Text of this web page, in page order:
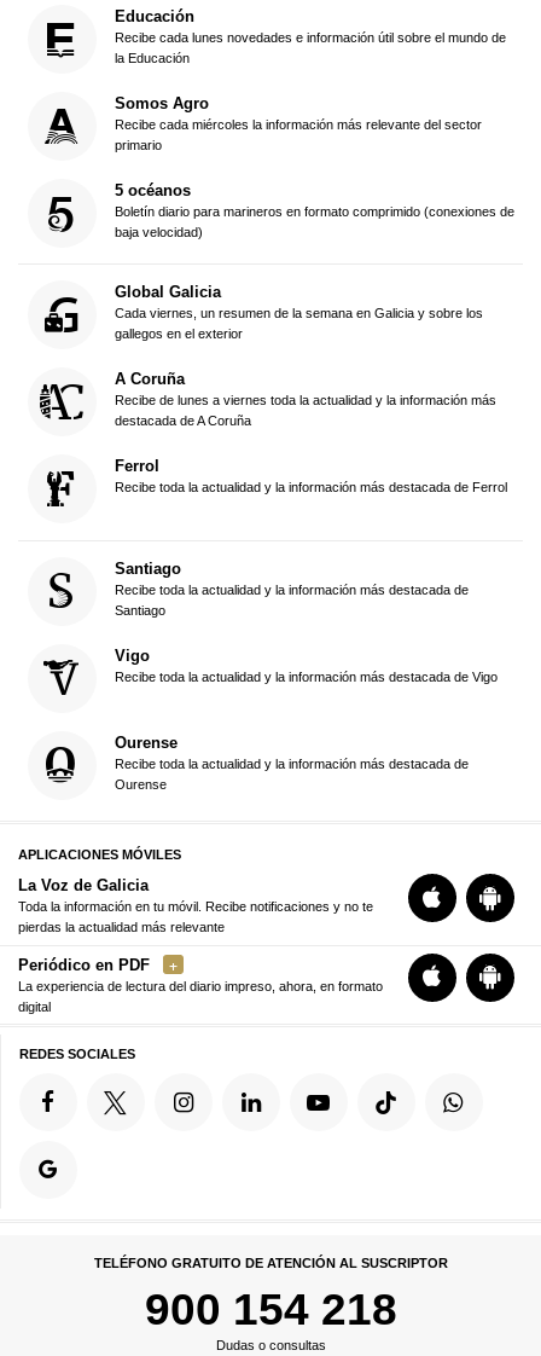
Educación
Recibe cada lunes novedades e información útil sobre el mundo de
la Educación
Somos Agro
Recibe cada miércoles la información más relevante del sector
primario
5 océanos
Boletín diario para marineros en formato comprimido (conexiones de
baja velocidad)
Global Galicia
Cada viernes, un resumen de la semana en Galicia y sobre los
gallegos en el exterior
A Coruña
Recibe de lunes a viernes toda la actualidad y la información más
destacada de A Coruña
Ferrol
Recibe toda la actualidad y la información más destacada de Ferrol
Santiago
Recibe toda la actualidad y la información más destacada de
Santiago
Vigo
Recibe toda la actualidad y la información más destacada de Vigo
Ourense
Recibe toda la actualidad y la información más destacada de
Ourense
APLICACIONES MÓVILES
La Voz de Galicia
Toda la información en tu móvil. Recibe notificaciones y no te
pierdas la actualidad más relevante
Periódico en PDF
La experiencia de lectura del diario impreso, ahora, en formato
digital
REDES SOCIALES
TELÉFONO GRATUITO DE ATENCIÓN AL SUSCRIPTOR
900 154 218
Dudas o consultas